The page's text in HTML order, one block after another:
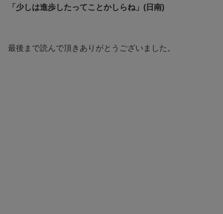
「少しは進歩したってことかしらね」(日南)
最後まで読んで頂きありがとうございました。